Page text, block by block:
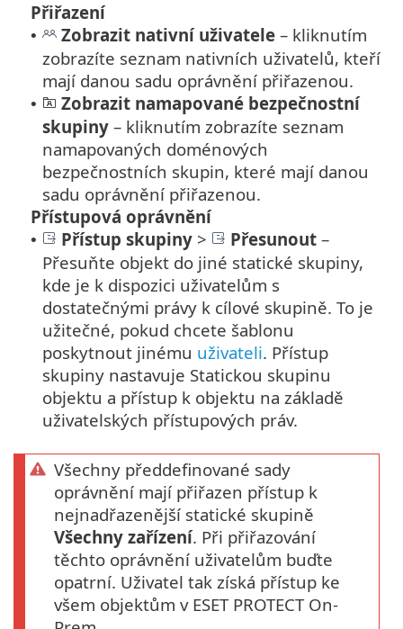
Přiřazení
• Zobrazit nativní uživatele – kliknutím
zobrazíte seznam nativních uživatelů, kteří
mají danou sadu oprávnění přiřazenou.
•
Zobrazit namapované bezpečnostní
skupiny – kliknutím zobrazíte seznam
namapovaných doménových
bezpečnostních skupin, které mají danou
sadu oprávnění přiřazenou.
Přístupová oprávnění
• Přístup skupiny > Přesunout –
Přesuňte objekt do jiné statické skupiny,
kde je k dispozici uživatelům s
dostatečnými právy k cílové skupině. To je
užitečné, pokud chcete šablonu
poskytnout jinému uživateli. Přístup
skupiny nastavuje Statickou skupinu
objektu a přístup k objektu na základě
uživatelských přístupových práv.
Všechny předdefinované sady
oprávnění mají přiřazen přístup k
nejnadřazenější statické skupině
Všechny zařízení. Při přiřazování
těchto oprávnění uživatelům buďte
opatrní. Uživatel tak získá přístup ke
všem objektům v ESET PROTECT On-